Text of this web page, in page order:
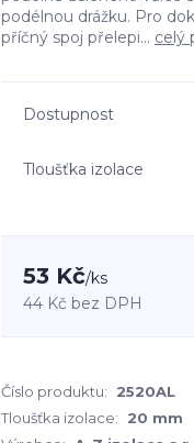
podélnou drážku. Pro
příčný spoj přelepi... celý
Dostupnost
Tloušťka izolace
53 Kč/ks
44 Kč bez DPH
Číslo produktu: 2520AL
Tloušťka izolace:
20 mm